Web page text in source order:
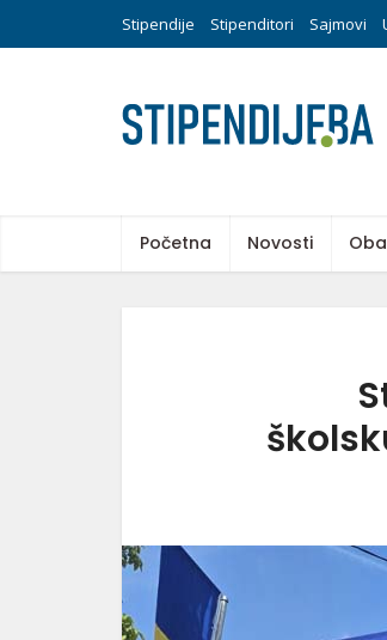
Stipendije Stipenditori Sajmovi
Početna Novosti